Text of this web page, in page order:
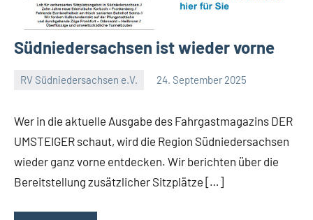
Südniedersachsen ist wieder vorne
RV Südniedersachsen e.V. 24. September 2025
e.V.
Wer in die aktuelle Ausgabe des Fahrgastmagazins DER
UMSTEIGER schaut, wird die Region Südniedersachsen
wieder ganz vorne entdecken. Wir berichten über die
Bereitstellung zusätzlicher Sitzplätze […]